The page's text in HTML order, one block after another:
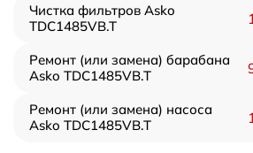
Чистка фильтров Asko
TDC1485VB.T
Ремонт (или замена) барабана
Asko TDC1485VB.T
Ремонт (или замена) насоса
Asko TDC1485VB.T